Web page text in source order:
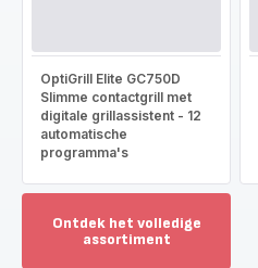
OptiGrill Elite GC750D
Slimme contactgrill met
digitale grillassistent - 12
automatische
programma's
Ontdek het volledige
assortiment